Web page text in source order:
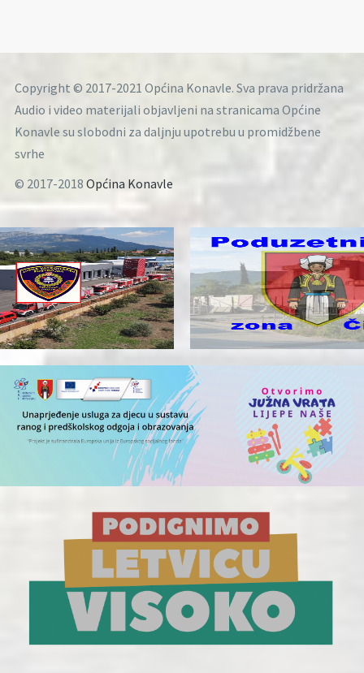
Copyright © 2017-2021 Općina Konavle. Sva prava pridržana
Audio i video materijali objavljeni na stranicama Općine
Konavle su slobodni za daljnju upotrebu u promidžbene
svrhe
© 2017-2018 Općina Konavle